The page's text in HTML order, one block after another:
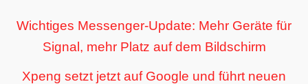
Wichtiges Messenger-Update: Mehr Geräte für
Signal, mehr Platz auf dem Bildschirm
Xpeng setzt jetzt auf Google und führt neuen